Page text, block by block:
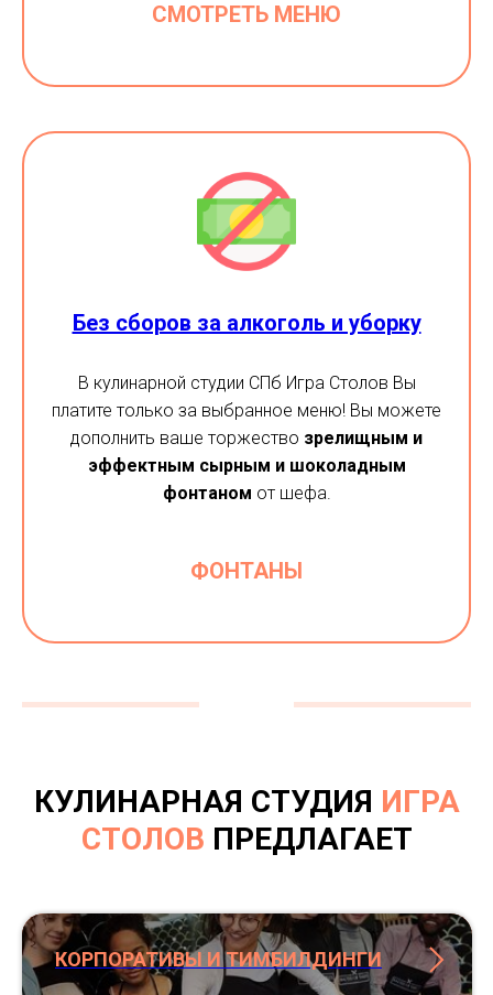
СМОТРЕТЬ МЕНЮ
Без сборов за алкоголь и уборку
В кулинарной студии СПб Игра Столов Вы
платите только за выбранное меню! Вы можете
дополнить ваше торжество зрелищным и
эффектным сырным и шоколадным
фонтаном от шефа.
ФОНТАНЫ
КУЛИНАРНАЯ СТУДИЯ ИГРА
СТОЛОВ ПРЕДЛАГАЕТ
КОРПОРАТИВЫ И ТИМБИЛДИНГИ